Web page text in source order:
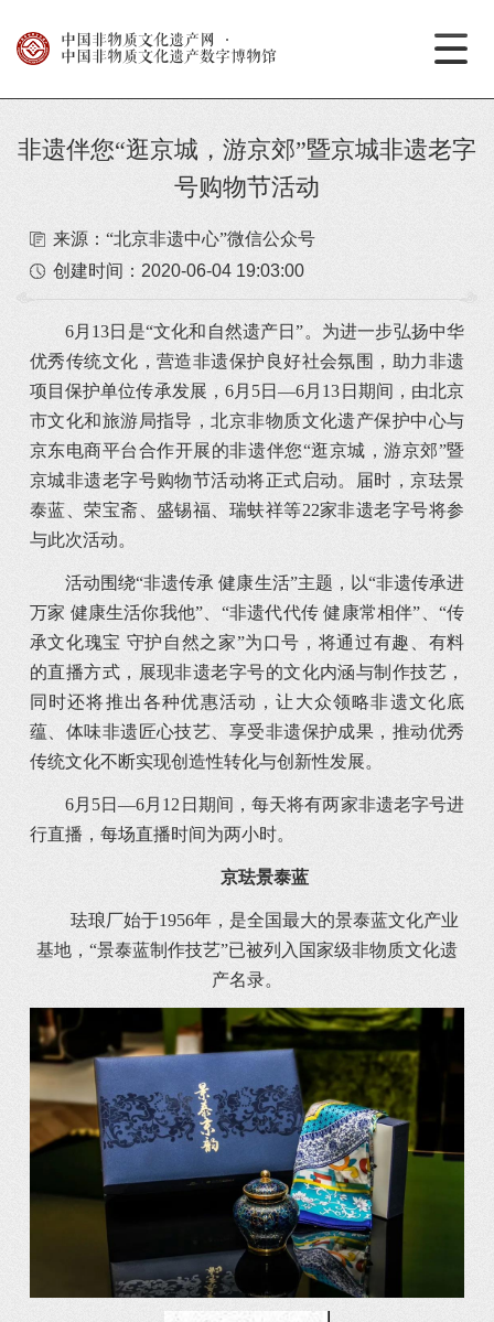
中国非物质文化遗产网
·
中国非物质文化遗产数字博物馆
非遗伴您“逛京城，游京郊”暨京城非遗老字
号购物节活动
来源：“北京非遗中心”微信公众号
创建时间： 2020-06-04 19:03:00
6月13日是“文化和自然遗产日”。为进一步弘扬中华
优秀传统文化，营造非遗保护良好社会氛围，助力非遗
项目保护单位传承发展，6月5日—6月13日期间，由北京
市文化和旅游局指导，北京非物质文化遗产保护中心与
京东电商平台合作开展的非遗伴您“逛京城，游京郊”暨
京城非遗老字号购物节活动将正式启动。届时，京珐景
泰蓝、荣宝斋、盛锡福、瑞蚨祥等22家非遗老字号将参
与此次活动。
活动围绕“非遗传承 健康生活”主题，以“非遗传承进
万家 健康生活你我他”、“非遗代代传 健康常相伴”、“传
承文化瑰宝 守护自然之家”为口号，将通过有趣、有料
的直播方式，展现非遗老字号的文化内涵与制作技艺，
同时还将推出各种优惠活动，让大众领略非遗文化底
蕴、体味非遗匠心技艺、享受非遗保护成果，推动优秀
传统文化不断实现创造性转化与创新性发展。
6月5日—6月12日期间，每天将有两家非遗老字号进
行直播，每场直播时间为两小时。
京珐景泰蓝
珐琅厂始于1956年，是全国最大的景泰蓝文化产业
基地，“景泰蓝制作技艺”已被列入国家级非物质文化遗
产名录。